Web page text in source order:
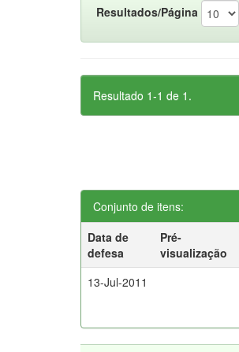
Resultados/Página
Resultado 1-1 de 1.
Conjunto de itens:
Data de
defesa
Pré-
visualização
13-Jul-2011